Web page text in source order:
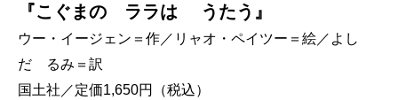
『こぐまの ララは うたう』
ウー・イージェン＝作／リャオ・ペイツー＝絵／よし
だ るみ＝訳
国土社／定価1,650円（税込）